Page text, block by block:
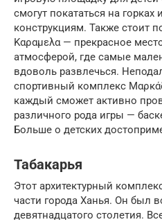
смогут покататься на горках
конструкциям. Также стоит
Καραμελα — прекрасное
атмосферой, где самые
вдоволь развлечься.
спортивный комплекс
каждый сможет активно
различного рода игры —
Больше о детских
Табакарья
Этот архитектурный
части города Ханья. Он был
девятнадцатого столетия.